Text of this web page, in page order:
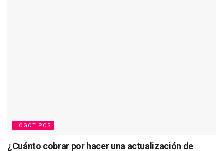
LOGOTIPOS
¿Cuánto cobrar por hacer una actualización de